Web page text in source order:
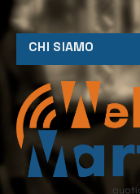
CHI SIAMO